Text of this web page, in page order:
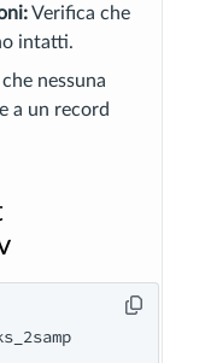
Verifica che
intatti.
nessuna
a un record